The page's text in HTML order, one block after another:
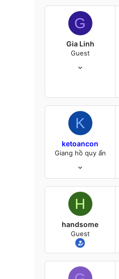
1
Hanoi
G
Gia Linh
Guest
0
26
K
ketoancon
Giang hồ quy ẩn
8
H
handsome
Guest